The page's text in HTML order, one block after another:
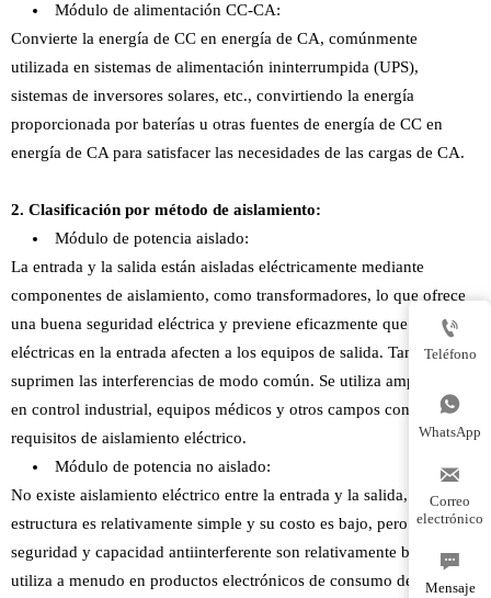
Módulo de alimentación CC-CA:
Convierte la energía de CC en energía de CA, comúnmente
utilizada en sistemas de alimentación ininterrumpida (UPS),
sistemas de inversores solares, etc., convirtiendo la energía
proporcionada por baterías u otras fuentes de energía de CC en
energía de CA para satisfacer las necesidades de las cargas de CA.
2. Clasificación por método de aislamiento:
Módulo de potencia aislado:
La entrada y la salida están aisladas eléctricamente mediante
componentes de aislamiento, como transformadores, lo que ofrece
una buena seguridad eléctrica y previene eficazmente que las fallas
eléctricas en la entrada afecten a los equipos de salida. También
suprimen las interferencias de modo común. Se utiliza ampliamente
en control industrial, equipos médicos y otros campos con altos
requisitos de aislamiento eléctrico.
Módulo de potencia no aislado:
No existe aislamiento eléctrico entre la entrada y la salida, su
estructura es relativamente simple y su costo es bajo, pero su
seguridad y capacidad antiinterferente son relativamente bajas. Se
utiliza a menudo en productos electrónicos de consumo de bajo

Teléfono

WhatsApp

Correo
electrónico

Mensaje